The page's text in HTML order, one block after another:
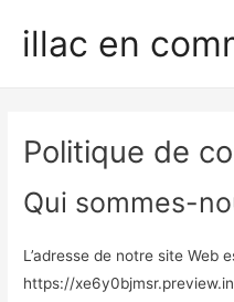
illac en
Politique de
Qui sommes-
L’adresse de notre site Web
https://